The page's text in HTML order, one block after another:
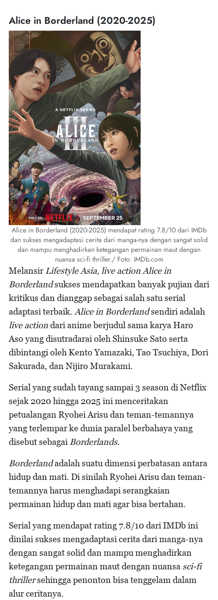
Alice in Borderland (2020-2025)
Alice in Borderland (2020-2025) mendapat rating 7.8/10 dari IMDb
dan sukses mengadaptasi cerita dari manga-nya dengan sangat solid
dan mampu menghadirkan ketegangan permainan maut dengan
nuansa sci-fi thriller./ Foto: IMDb.com
Melansir Lifestyle Asia, live action Alice in
Borderlandsukses mendapatkan banyak pujian dari
kritikus dan dianggap sebagai salah satu serial
adaptasi terbaik. Alice in Borderlandsendiri adalah
live actiondari anime berjudul sama karya Haro
Aso yang disutradarai oleh Shinsuke Sato serta
dibintangi oleh Kento Yamazaki, Tao Tsuchiya, Dori
Sakurada, dan Nijiro Murakami.
Serial yang sudah tayang sampai 3 season di Netflix
sejak 2020 hingga 2025 ini menceritakan
petualangan Ryohei Arisu dan teman-temannya
yang terlempar ke dunia paralel berbahaya yang
disebut sebagai Borderlands.
Borderlandadalah suatu dimensi perbatasan antara
hidup dan mati. Di sinilah Ryohei Arisu dan teman-
temannya harus menghadapi serangkaian
permainan hidup dan mati agar bisa bertahan.
Serial yang mendapat rating 7.8/10 dari IMDb ini
dinilai sukses mengadaptasi cerita dari manga-nya
dengan sangat solid dan mampu menghadirkan
ketegangan permainan maut dengan nuansa sci-fi
thrillersehingga penonton bisa tenggelam dalam
alur ceritanya.